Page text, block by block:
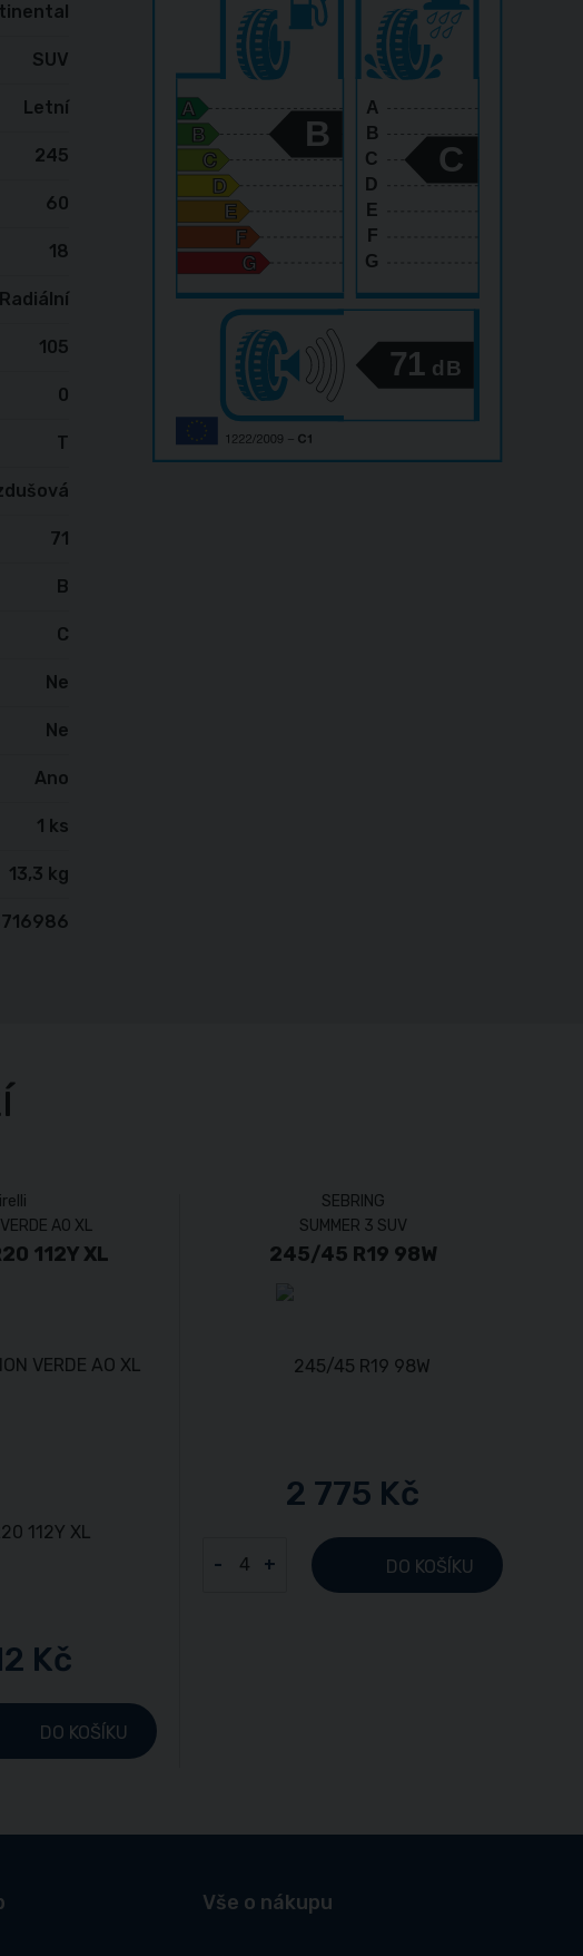
SUV
Letní
245
60
18
Radiální
105
0
T
71
B
C
Ne
Ne
Ano
1 ks
13,3 kg
A
B
C
D
E
F
G
71 dB
B
C
AO XL
112Y XL
Kč
DO KOŠÍKU
SEBRING
SUMMER 3 SUV
245/45 R19 98W
2 775 Kč
- + DO KOŠÍKU
Vše o nákupu